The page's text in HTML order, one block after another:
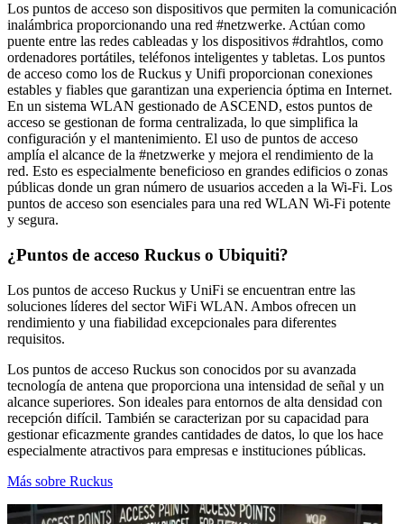
Los puntos de acceso son dispositivos que permiten la comunicación
inalámbrica proporcionando una red #netzwerke. Actúan como
puente entre las redes cableadas y los dispositivos #drahtlos, como
ordenadores portátiles, teléfonos inteligentes y tabletas. Los puntos
de acceso como los de Ruckus y Unifi proporcionan conexiones
estables y fiables que garantizan una experiencia óptima en Internet.
En un sistema WLAN gestionado de ASCEND, estos puntos de
acceso se gestionan de forma centralizada, lo que simplifica la
configuración y el mantenimiento. El uso de puntos de acceso
amplía el alcance de la #netzwerke y mejora el rendimiento de la
red. Esto es especialmente beneficioso en grandes edificios o zonas
públicas donde un gran número de usuarios acceden a la Wi-Fi. Los
puntos de acceso son esenciales para una red WLAN Wi-Fi potente
y segura.
¿Puntos de acceso Ruckus o Ubiquiti?
Los puntos de acceso Ruckus y UniFi se encuentran entre las
soluciones líderes del sector WiFi WLAN. Ambos ofrecen un
rendimiento y una fiabilidad excepcionales para diferentes
requisitos.
Los puntos de acceso Ruckus son conocidos por su avanzada
tecnología de antena que proporciona una intensidad de señal y un
alcance superiores. Son ideales para entornos de alta densidad con
recepción difícil. También se caracterizan por su capacidad para
gestionar eficazmente grandes cantidades de datos, lo que los hace
especialmente atractivos para empresas e instituciones públicas.
Más sobre Ruckus